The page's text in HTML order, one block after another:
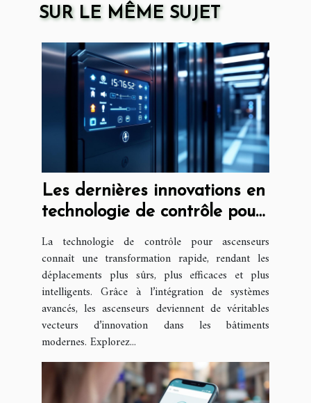
SUR LE MÊME SUJET
Les dernières innovations en
technologie de contrôle pour
ascenseurs
La technologie de contrôle pour ascenseurs
connaît une transformation rapide, rendant les
déplacements plus sûrs, plus efficaces et plus
intelligents. Grâce à l’intégration de systèmes
avancés, les ascenseurs deviennent de véritables
vecteurs d’innovation dans les bâtiments
modernes. Explorez...